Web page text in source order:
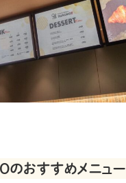
のおすすめメニュー